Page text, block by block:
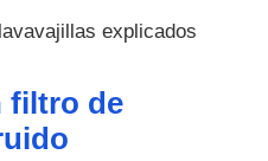
explicados
filtro de